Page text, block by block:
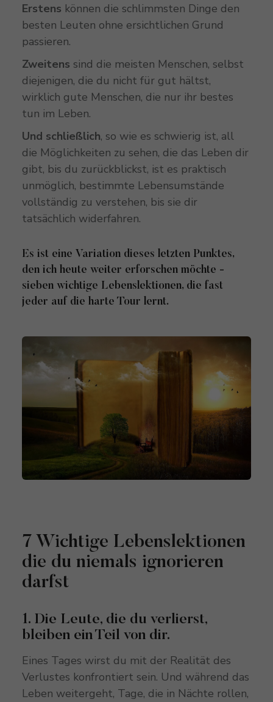
Erstens können die schlimmsten Dinge den
besten Leuten ohne ersichtlichen Grund
passieren.
Zweitens sind die meisten Menschen, selbst
diejenigen, die du nicht für gut hältst,
wirklich gute Menschen, die nur ihr bestes
tun im Leben.
Und schließlich, so wie es schwierig ist, all
die Möglichkeiten zu sehen, die das Leben dir
gibt, bis du zurückblickst, ist es praktisch
unmöglich, bestimmte Lebensumstände
vollständig zu verstehen, bis sie dir
tatsächlich widerfahren.
Es ist eine Variation dieses letzten Punktes,
den ich heute weiter erforschen möchte -
sieben wichtige Lebenslektionen, die fast
jeder auf die harte Tour lernt.
7 Wichtige Lebenslektionen
die du niemals ignorieren
darfst
1. Die Leute, die du verlierst,
bleiben ein Teil von dir.
Eines Tages wirst du mit der Realität des
Verlustes konfrontiert sein. Und während das
Leben weitergeht, Tage, die in Nächte rollen,